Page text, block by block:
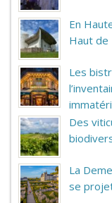
En
Haut de
Les
Des
La
se